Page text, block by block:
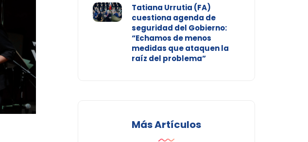
Tatiana Urrutia (FA)
cuestiona agenda de
seguridad del Gobierno:
“Echamos de menos
medidas que ataquen la
raíz del problema”
Más Artículos